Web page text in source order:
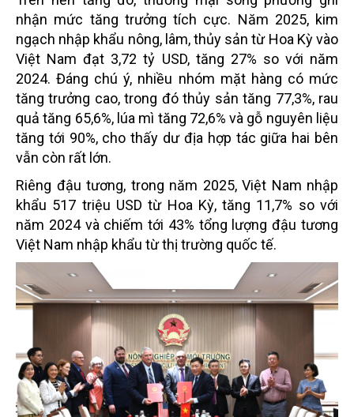
nhận mức tăng trưởng tích cực. Năm 2025, kim
ngạch nhập khẩu nông, lâm, thủy sản từ Hoa Kỳ vào
Việt Nam đạt 3,72 tỷ USD, tăng 27% so với năm
2024. Đáng chú ý, nhiều nhóm mặt hàng có mức
tăng trưởng cao, trong đó thủy sản tăng 77,3%, rau
quả tăng 65,6%, lúa mì tăng 72,6% và gỗ nguyên liệu
tăng tới 90%, cho thấy dư địa hợp tác giữa hai bên
vẫn còn rất lớn.
Riêng đậu tương, trong năm 2025, Việt Nam nhập
khẩu 517 triệu USD từ Hoa Kỳ, tăng 11,7% so với
năm 2024 và chiếm tới 43% tổng lượng đậu tương
Việt Nam nhập khẩu từ thị trường quốc tế.